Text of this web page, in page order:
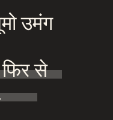
उमंग
से